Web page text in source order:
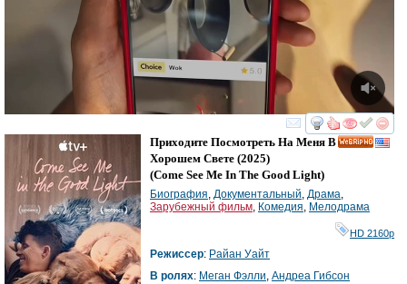
смотреть
Приходите Посмотреть На Меня В
Хорошем Свете (2025)
(Come See Me In The Good Light)
Биография Документальный Драма
Зарубежный фильм Комедия Мелодрама
HD 2160р
Режиссер: Райан Уайт
В ролях: Меган Фэлли Андреа Гибсон